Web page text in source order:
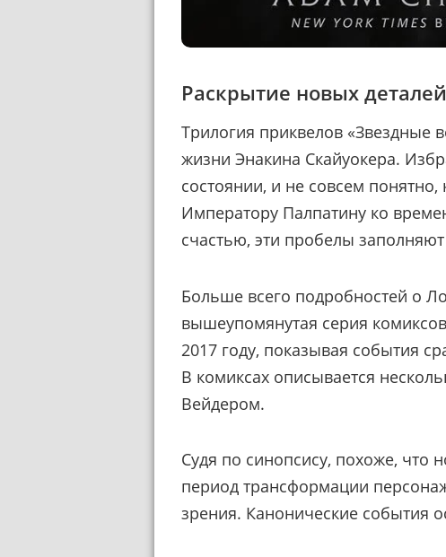
Раскрытие новых
Трилогия приквелов «Звездные
жизни Энакина Скайуокера.
состоянии, и не совсем
Императору Палпатину ко
счастью, эти пробелы
Больше всего подробностей о
вышеупомянутая серия
2017 году, показывая события
В комиксах описывается
Вейдером.
Судя по синопсису, похоже, что
период трансформации
зрения. Канонические события